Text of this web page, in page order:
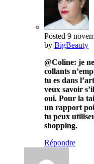
Posted 9
by BigBeauty
@Coline: je
collants
tu es dans
veux savoir
oui. Pour la
un rapport
tu peux
shopping.
Répondre